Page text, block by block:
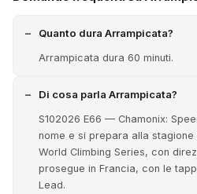
Quanto dura Arrampicata?
Arrampicata dura 60 minuti.
Di cosa parla Arrampicata?
S102026 E66 — Chamonix:
nome e si prepara alla
World Climbing Series, con
prosegue in Francia, con le
Lead.